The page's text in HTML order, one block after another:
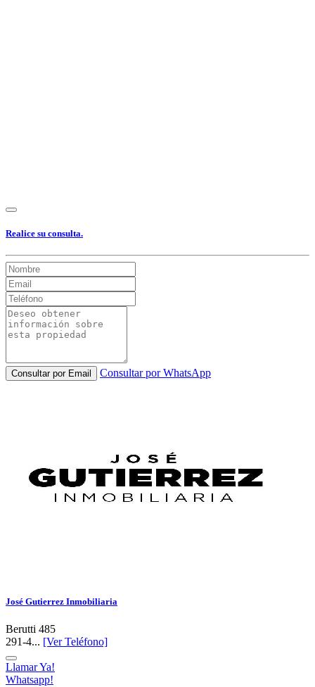
Realice su consulta.
Consultar por Email Consultar por WhatsApp
José Gutierrez Inmobiliaria
Berutti 485
291-4... [Ver Teléfono]
Llamar Ya!
Whatsapp!